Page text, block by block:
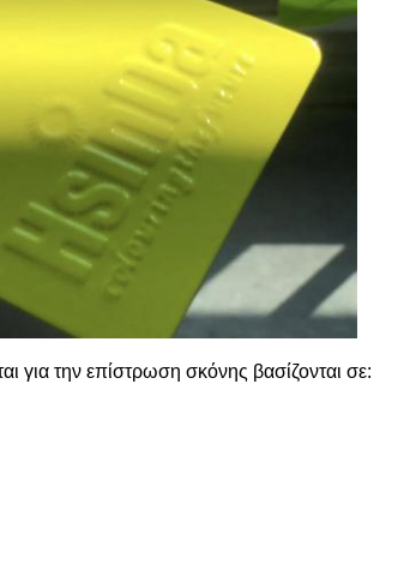
για την επίστρωση σκόνης βασίζονται σε: